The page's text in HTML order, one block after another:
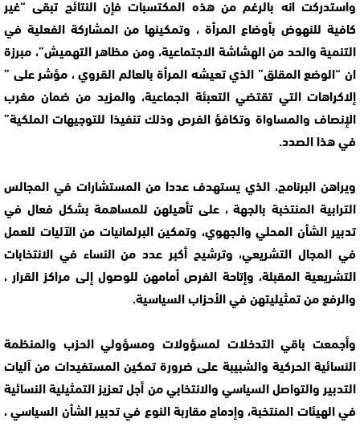
واستدركت انه بالرغم من هذه المكتسبات فإن النتائج تبقى “غير
كافية للنهوض بأوضاع المرأة ، وتمكينها من المشاركة الفعلية في
التنمية والحد من الهشاشة الاجتماعية، ومن مظاهر التهميش”، مبرزة
ان “الوضع المقلق” الذي تعيشه المرأة بالعالم القروي ، مؤشر على ”
إلاكراهات التي تقتضي التعبئة الجماعية، والمزيد من ضمان مغرب
الإنصاف والمساواة وتكافؤ الفرص وذلك تنفيذا للتوجيهات الملكية”
في هذا الصدد.
ويراهن البرنامج، الذي يستهدف عددا من المستشارات في المجالس
الترابية المنتخبة بالجهة ، على تأهيلهن للمساهمة بشكل فعال في
تدبير الشأن المحلي والجهوي، وتمكين البرلمانيات من الآليات للعمل
في المجال التشريعي، وترشيح أكبر عدد من النساء في الانتخابات
التشريعية المقبلة، وإتاحة الفرص أمامهن للوصول إلى مراكز القرار ،
والرفع من تمثيليتهن في الأحزاب السياسية.
وأجمعت باقي التدخلات لمسؤولات ومسؤولي الحزب والمنظمة
النسائية الحركية والشبيبة على ضرورة تمكين المستفيدات من آليات
التدبير والتواصل السياسي والانتخابي من أجل تعزيز التمثيلية النسائية
في الهيئات المنتخبة، وإدماج مقاربة النوع في تدبير الشأن السياسي ،